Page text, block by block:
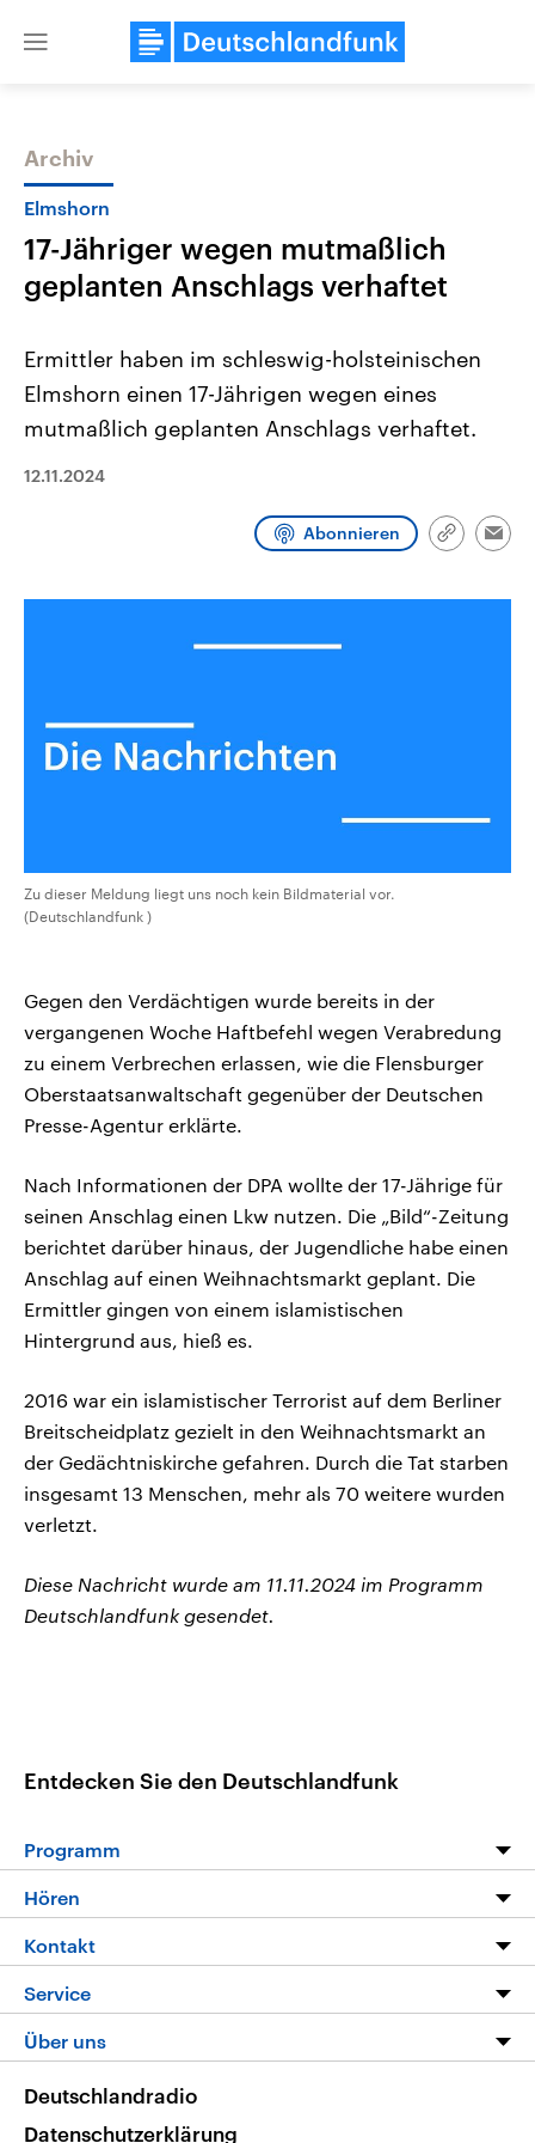
Close
Themen
Landtagswahl Sachsen-Anhalt
2026
Sachsen-Anhalt wählt am 6.
Bundesland von einer Koalition aus
USA
Aktuelle Beiträge,
den mächtigsten Ländern
mit großem Einfluss auf
aktuelle Weltgeschehen.
Sendungen Programm Podcasts
Archiv
Elmshorn
17-Jähriger wegen mutmaßlich
geplanten Anschlags verhaftet
Ermittler haben im schleswig-holsteinischen
Elmshorn einen 17-Jährigen wegen eines
mutmaßlich geplanten Anschlags verhaftet.
12.11.2024
Abonnieren
Link
Zu dieser Meldung liegt uns noch kein Bildmaterial vor.
(Deutschlandfunk )
Gegen den Verdächtigen wurde bereits in der
vergangenen Woche Haftbefehl wegen Verabredung
zu einem Verbrechen erlassen, wie die Flensburger
Oberstaatsanwaltschaft gegenüber der Deutschen
Presse-Agentur erklärte.
Nach Informationen der DPA wollte der 17-Jährige für
seinen Anschlag einen Lkw nutzen. Die „Bild“-Zeitung
berichtet darüber hinaus, der Jugendliche habe einen
Anschlag auf einen Weihnachtsmarkt geplant. Die
Ermittler gingen von einem islamistischen
Hintergrund aus, hieß es.
2016 war ein islamistischer Terrorist auf dem Berliner
Breitscheidplatz gezielt in den Weihnachtsmarkt an
der Gedächtniskirche gefahren. Durch die Tat starben
insgesamt 13 Menschen, mehr als 70 weitere wurden
verletzt.
Diese Nachricht wurde am 11.11.2024 im Programm
Deutschlandfunk gesendet.
Entdecken Sie den Deutschlandfunk
Programm
Programm
Die Nachrichten
Nachrichtenleicht
Neue Beiträge auf dlf.de
Hören
Livestream
Podcasts
Deutschlandfunk App
Nachrichten App
Frequenzen
Kontakt
Hörerservice
Service
FAQ
Veranstaltungen
Über uns
Deutschlandradio
Datenschutzerklärung